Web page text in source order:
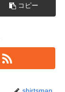
コピー